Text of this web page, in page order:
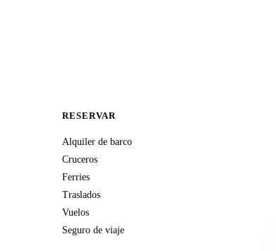
RESERVAR
Alquiler de barco
Cruceros
Ferries
Traslados
Vuelos
Seguro de viaje